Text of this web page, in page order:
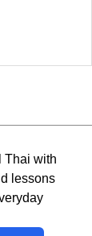
Thai with
lessons